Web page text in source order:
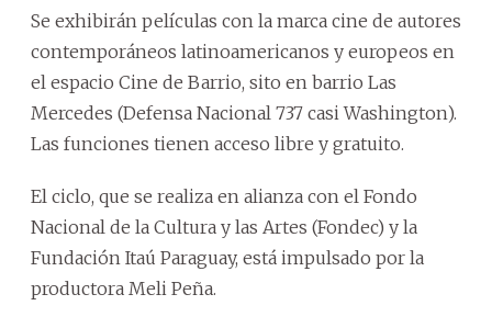
Se exhibirán películas con la marca cine de autores
contemporáneos latinoamericanos y europeos en
el espacio Cine de Barrio, sito en barrio Las
Mercedes (Defensa Nacional 737 casi Washington).
Las funciones tienen acceso libre y gratuito.
El ciclo, que se realiza en alianza con el Fondo
Nacional de la Cultura y las Artes (Fondec) y la
Fundación Itaú Paraguay, está impulsado por la
productora Meli Peña.